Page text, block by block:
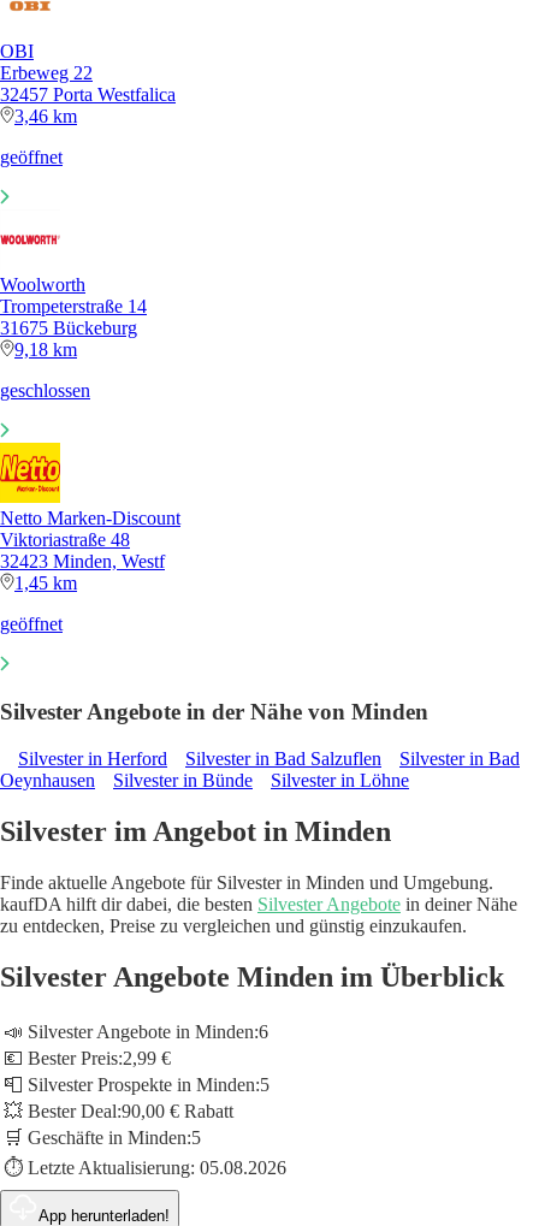
OBI
Erbeweg 22
32457 Porta Westfalica
3,46 km
geöffnet
Woolworth
Trompeterstraße 14
31675 Bückeburg
9,18 km
geschlossen
Netto Marken-Discount
Viktoriastraße 48
32423 Minden, Westf
1,45 km
geöffnet
Silvester Angebote in der Nähe von Minden
Silvester in Herford Silvester in Bad Salzuflen
Silvester in Bad
Oeynhausen
Silvester in Bünde Silvester in Löhne
Silvester im Angebot in Minden
Finde aktuelle Angebote für Silvester in Minden und Umgebung.
kaufDA hilft dir dabei, die besten Silvester Angebote in deiner Nähe
zu entdecken, Preise zu vergleichen und günstig einzukaufen.
Silvester Angebote Minden im Überblick
📣 Silvester Angebote in Minden:6
💶 Bester Preis:2,99 €
📮 Silvester Prospekte in Minden:5
💥 Bester Deal:90,00 € Rabatt
🛒 Geschäfte in Minden:5
⏱️ Letzte Aktualisierung: 05.08.2026
App herunterladen!